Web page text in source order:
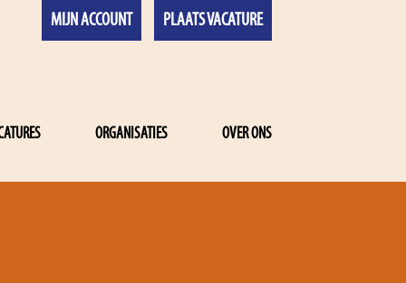
PLAATS VACATURE
MIJN ACCOUNT
ORGANISATIES OVER ONS